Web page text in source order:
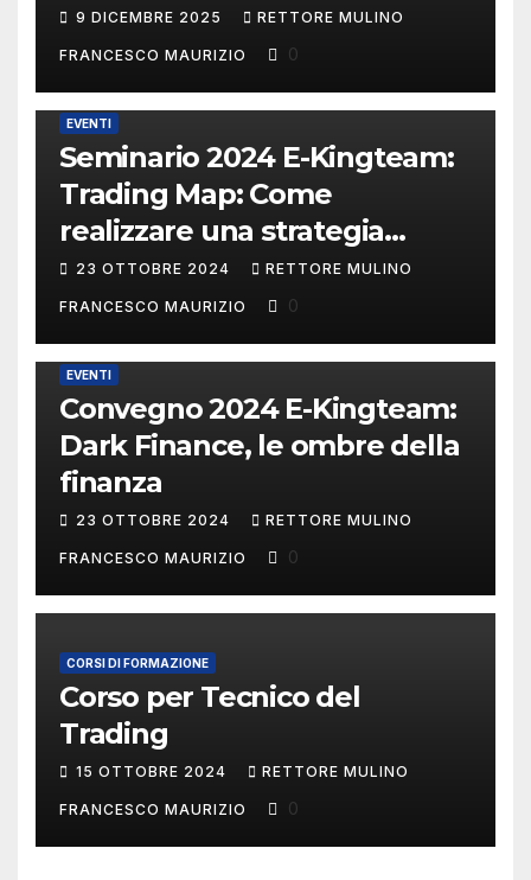
9 DICEMBRE 2025 RETTORE MULINO
FRANCESCO MAURIZIO 0
EVENTI
Seminario 2024 E-Kingteam:
Trading Map: Come
realizzare una strategia
operativa.
23 OTTOBRE 2024 RETTORE MULINO
FRANCESCO MAURIZIO 0
EVENTI
Convegno 2024 E-Kingteam:
Dark Finance, le ombre della
finanza
23 OTTOBRE 2024 RETTORE MULINO
FRANCESCO MAURIZIO 0
CORSI DI FORMAZIONE
Corso per Tecnico del
Trading
15 OTTOBRE 2024 RETTORE MULINO
FRANCESCO MAURIZIO 0